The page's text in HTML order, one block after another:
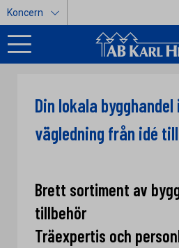
Koncern
Din lokala bygghandel
vägledning från idé
Brett sortiment av
tillbehör
Träexpertis och